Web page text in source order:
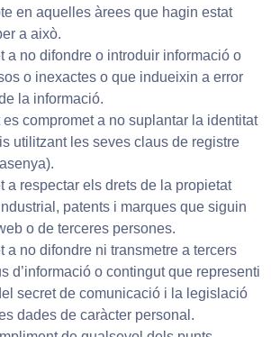
en aquelles àrees que hagin estat
a això.
a no difondre o introduir informació o
o inexactes o que indueixin a error
la informació.
compromet a no suplantar la identitat
utilitzant les seves claus de registre
a respectar els drets de la propietat
patents i marques que siguin
o de terceres persones.
a no difondre ni transmetre a tercers
d’informació o contingut que representi
secret de comunicació i la legislació
dades de caràcter personal.